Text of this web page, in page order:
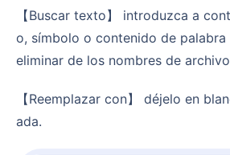
【Buscar texto】 introduzca a continuación el númer
o, símbolo o contenido de palabra
eliminar de los nombres de
【Reemplazar con】 déjelo en blanco, sin introducir n
ada.